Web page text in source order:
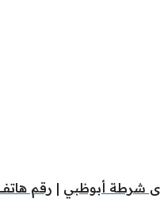
شرطة أبوظبي | رقم